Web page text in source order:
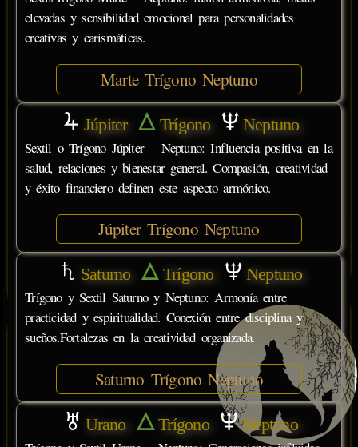
elevadas y sensibilidad emocional para personalidades
creativas y carismáticas.
Marte Trígono Neptuno
Júpiter Trígono Neptuno
Sextil o Trígono Júpiter – Neptuno: Influencia positiva en la
salud, relaciones y bienestar general. Compasión, creatividad
y éxito financiero definen este aspecto armónico.
Júpiter Trígono Neptuno
Saturno Trígono Neptuno
Trígono y Sextil Saturno y Neptuno: Armonía entre
practicidad y espiritualidad. Conexión entre disciplina y
sueños.Fortalezas en la creatividad organizada.
Saturno Trígono Neptuno
Urano Trígono Neptuno